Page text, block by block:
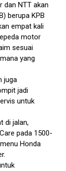
dan NTT akan
berupa KPB
empat kali
motor
sesuai
yang
juga
jadi
untuk
di jalan,
pada 1500-
Honda